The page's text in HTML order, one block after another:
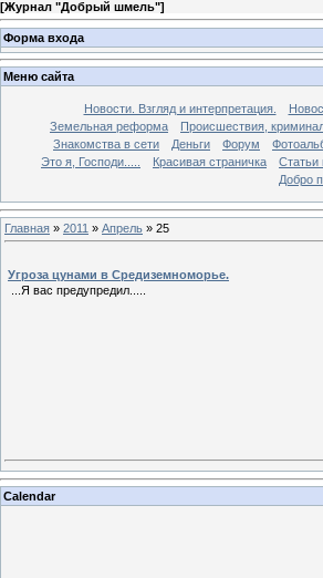
[Журнал "Добрый шмель"]
Форма входа
Меню сайта
Новости. Взгляд и интерпретация.
Земельная реформа
Происшествия,
Знакомства в сети
Деньги Форум
Это я, Господи.....
Красивая страничка Статьи
Добро
Главная » 2011 » Апрель » 25
Угроза цунами в Средиземноморье.
...Я вас предупредил.....
Calendar